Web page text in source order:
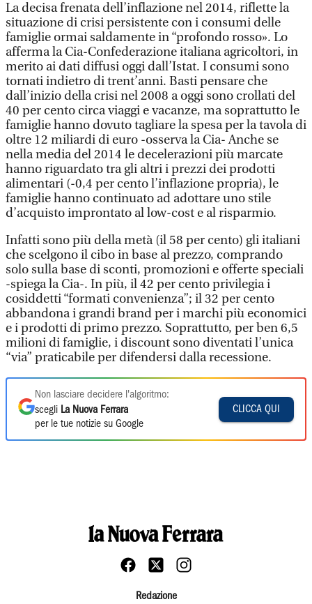
La decisa frenata dell’inflazione nel 2014, riflette la
situazione di crisi persistente con i consumi delle
famiglie ormai saldamente in “profondo rosso». Lo
afferma la Cia-Confederazione italiana agricoltori, in
merito ai dati diffusi oggi dall’Istat. I consumi sono
tornati indietro di trent’anni. Basti pensare che
dall’inizio della crisi nel 2008 a oggi sono crollati del
40 per cento circa viaggi e vacanze, ma soprattutto le
famiglie hanno dovuto tagliare la spesa per la tavola di
oltre 12 miliardi di euro -osserva la Cia- Anche se
nella media del 2014 le decelerazioni più marcate
hanno riguardato tra gli altri i prezzi dei prodotti
alimentari (-0,4 per cento l’inflazione propria), le
famiglie hanno continuato ad adottare uno stile
d’acquisto improntato al low-cost e al risparmio.
Infatti sono più della metà (il 58 per cento) gli italiani
che scelgono il cibo in base al prezzo, comprando
solo sulla base di sconti, promozioni e offerte speciali
-spiega la Cia-. In più, il 42 per cento privilegia i
cosiddetti “formati convenienza”; il 32 per cento
abbandona i grandi brand per i marchi più economici
e i prodotti di primo prezzo. Soprattutto, per ben 6,5
milioni di famiglie, i discount sono diventati l’unica
“via” praticabile per difendersi dalla recessione.
Non lasciare decidere l'algoritmo:
scegli La Nuova Ferrara
per le tue notizie su Google
CLICCA QUI
Redazione